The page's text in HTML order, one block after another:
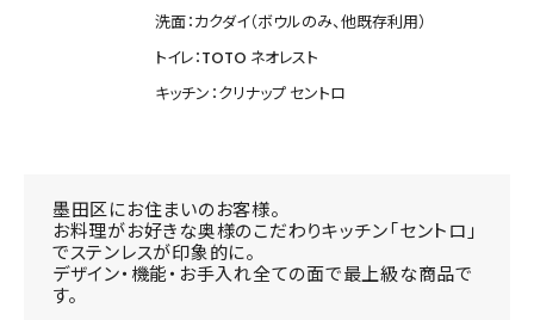
洗面：カクダイ（ボウルのみ、他既存利用）
トイレ：TOTO ネオレスト
キッチン：クリナップ セントロ
墨田区にお住まいのお客様。
お料理がお好きな奥様のこだわりキッチン「セントロ」
でステンレスが印象的に。
デザイン・機能・お手入れ全ての面で最上級な商品で
す。